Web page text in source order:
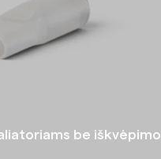
be iškvėpimo